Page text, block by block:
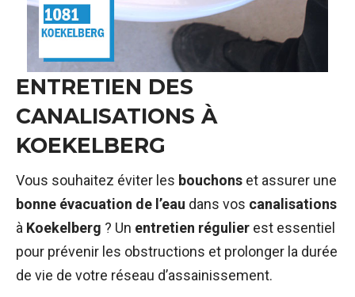
ENTRETIEN DES
CANALISATIONS À
KOEKELBERG
Vous souhaitez éviter les bouchons et assurer une
bonne évacuation de l’eau dans vos canalisations
à Koekelberg ? Un entretien régulier est essentiel
pour prévenir les obstructions et prolonger la durée
de vie de votre réseau d’assainissement.